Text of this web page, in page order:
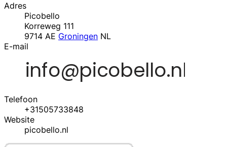
Adres
Picobello
Korreweg 111
9714 AE Groningen NL
E-mail
Telefoon
+31505733848
Website
picobello.nl